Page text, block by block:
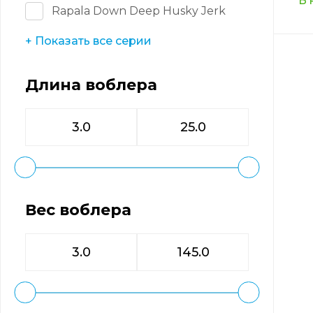
Rapala Down Deep Husky Jerk
+ Показать все серии
Длина воблера
Вес воблера